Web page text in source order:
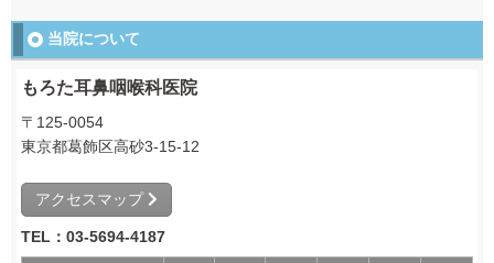
当院について
もろた耳鼻咽喉科医院
〒125-0054
東京都葛飾区高砂3-15-12
アクセスマップ
TEL：03-5694-4187